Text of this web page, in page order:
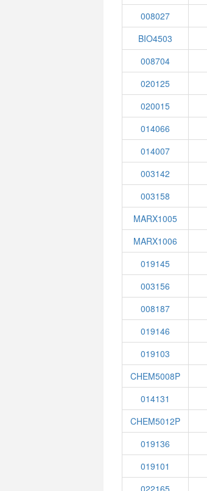
008027
BIO4503
008704
020125
020015
014066
014007
003142
003158
MARX1005
MARX1006
019145
003156
008187
019146
019103
CHEM5008P
014131
CHEM5012P
019136
019101
022165